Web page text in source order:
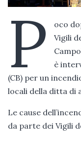
P
oco
Vigili
è
(CB) per un
locali della ditta di
Le cause
da parte dei Vigili